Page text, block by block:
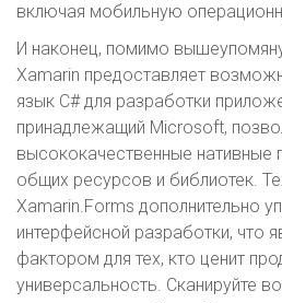
включая мобильную
И наконец, помимо
Xamarin предоставляет
язык C# для разработки
принадлежащий Microsoft,
высококачественные
общих ресурсов и библиотек.
Xamarin.Forms дополнительно
интерфейсной разработки, что
фактором для тех, кто ценит
универсальность. Сканируйте